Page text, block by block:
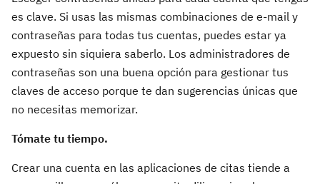
es clave. Si usas las mismas combinaciones de e-mail y
contraseñas para todas tus cuentas, puedes estar ya
expuesto sin siquiera saberlo. Los administradores de
contraseñas son una buena opción para gestionar tus
claves de acceso porque te dan sugerencias únicas que
no necesitas memorizar.
Tómate tu tiempo.
Crear una cuenta en las aplicaciones de citas tiende a